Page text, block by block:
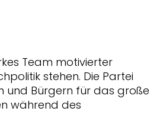
Team motivierter
stehen. Die Partei
und Bürgern für das große
während des